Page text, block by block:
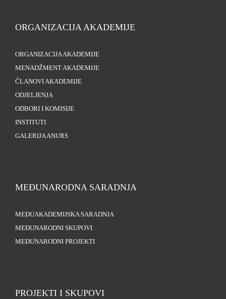
ORGANIZACIJA AKADEMIJE
ORGANIZACIJA AKADEMIJE
MENADŽMENT AKADEMIJE
ČLANOVI AKADEMIJE
ODJELJENJA
ODBORI I KOMISIJE
INSTITUTI
GALERIJA ANURS
MEĐUNARODNA SARADNJA
MEĐUAKADEMIJSKA SARADNJA
MEĐUNARODNI SKUPOVI
MEĐUNARODNI PROJEKTI
PROJEKTI I SKUPOVI